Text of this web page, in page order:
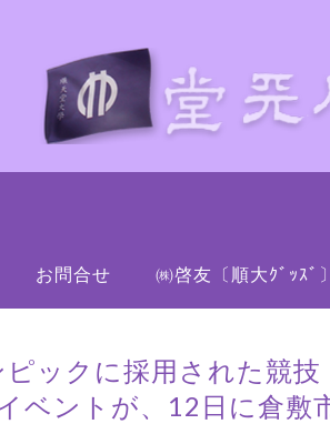
お問合せ ㈱啓友〔順大ｸﾞｯｽﾞ〕
ックに採用された競技
ベントが、12日に倉敷